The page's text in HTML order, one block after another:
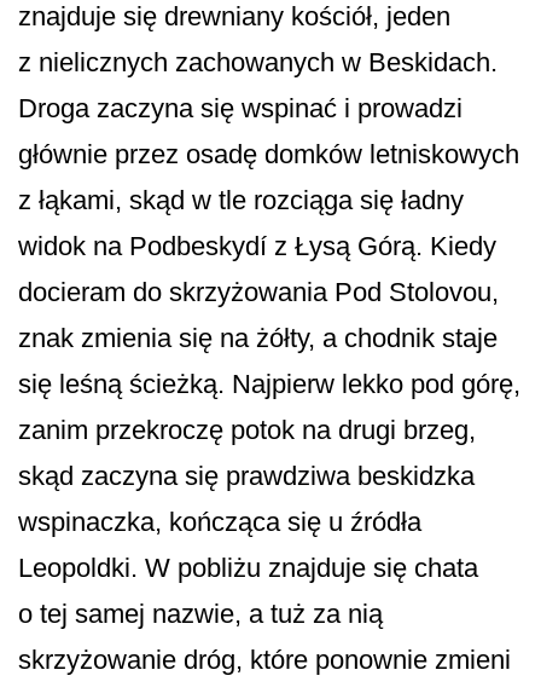
znajduje się drewniany kościół, jeden
z nielicznych zachowanych w Beskidach.
Droga zaczyna się wspinać i prowadzi
głównie przez osadę domków letniskowych
z łąkami, skąd w tle rozciąga się ładny
widok na Podbeskydí z Łysą Górą. Kiedy
docieram do skrzyżowania Pod Stolovou,
znak zmienia się na żółty, a chodnik staje
się leśną ścieżką. Najpierw lekko pod górę,
zanim przekroczę potok na drugi brzeg,
skąd zaczyna się prawdziwa beskidzka
wspinaczka, kończąca się u źródła
Leopoldki. W pobliżu znajduje się chata
o tej samej nazwie, a tuż za nią
skrzyżowanie dróg, które ponownie zmieni